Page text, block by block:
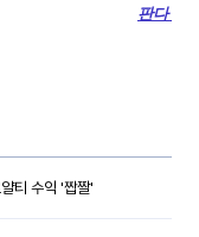
판다
티 수익 '짭짤'